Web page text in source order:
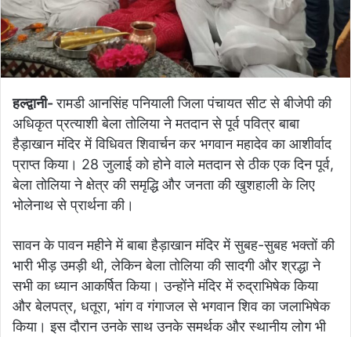
हल्द्वानी-रामडी आनसिंह पनियाली जिला पंचायत सीट से बीजेपी की
अधिकृत प्रत्याशी बेला तोलिया ने मतदान से पूर्व पवित्र बाबा
हैड़ाखान मंदिर में विधिवत शिवार्चन कर भगवान महादेव का आशीर्वाद
प्राप्त किया। 28 जुलाई को होने वाले मतदान से ठीक एक दिन पूर्व,
बेला तोलिया ने क्षेत्र की समृद्धि और जनता की खुशहाली के लिए
भोलेनाथ से प्रार्थना की।
सावन के पावन महीने में बाबा हैड़ाखान मंदिर में सुबह-सुबह भक्तों की
भारी भीड़ उमड़ी थी, लेकिन बेला तोलिया की सादगी और श्रद्धा ने
सभी का ध्यान आकर्षित किया। उन्होंने मंदिर में रुद्राभिषेक किया
और बेलपत्र, धतूरा, भांग व गंगाजल से भगवान शिव का जलाभिषेक
किया। इस दौरान उनके साथ उनके समर्थक और स्थानीय लोग भी